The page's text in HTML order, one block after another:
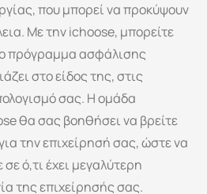
που μπορεί να προκύψουν
Με την ichoose, μπορείτε
πρόγραμμα ασφάλισης
στο είδος της, στις
σας. Η ομάδα
θα σας βοηθήσει να βρείτε
την επιχείρησή σας, ώστε να
ό,τι έχει μεγαλύτερη
της επιχείρησής σας.